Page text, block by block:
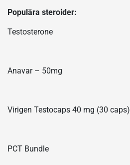
Populära steroider:
Testosterone
Anavar – 50mg
Virigen Testocaps 40 mg (30 caps)
PCT Bundle